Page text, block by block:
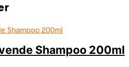
Shampoo 200ml